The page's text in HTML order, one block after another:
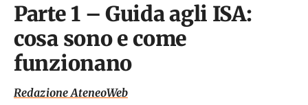
Parte 1 – Guida agli ISA:
cosa sono e come
funzionano
Redazione AteneoWeb